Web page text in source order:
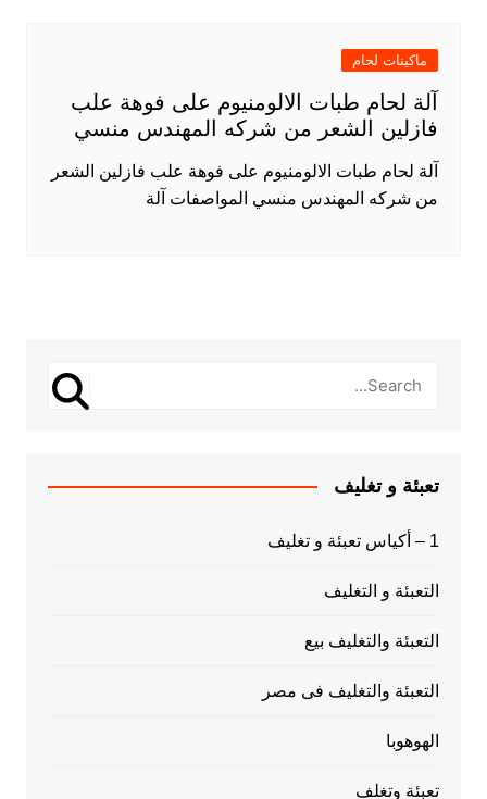
ماكينات لحام
آلة لحام طبات الالومنيوم على فوهة علب
فازلين الشعر من شركه المهندس منسي
آلة لحام طبات الالومنيوم على فوهة علب فازلين الشعر
من شركه المهندس منسي المواصفات آلة
تعبئة و تغليف
1 – أكياس تعبئة و تغليف
التعبئة و التغليف
التعبئة والتغليف بيع
التعبئة والتغليف فى مصر
الهوهوبا
تعبئة وتغلف